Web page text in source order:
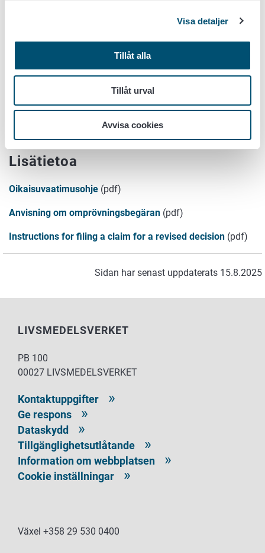
Visa detaljer
Tillåt alla
Tillåt urval
Avvisa cookies
Hygienpasstestaren har inte varit aktiv på över
Lisätietoa
Oikaisuvaatimusohje (pdf)
Anvisning om omprövningsbegäran (pdf)
Instructions for filing a claim for a revised decision (pdf)
Sidan har senast uppdaterats 15.8.2025
LIVSMEDELSVERKET
PB 100
00027 LIVSMEDELSVERKET
Kontaktuppgifter
Ge respons
Dataskydd
Tillgänglighetsutlåtande
Information om webbplatsen
Cookie inställningar
Växel +358 29 530 0400